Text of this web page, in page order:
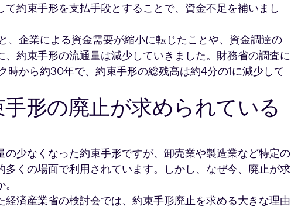
約束手形を支払手段とすることで、資金不足を補いまし
、企業による資金需要が縮小に転じたことや、資金調達の
、約束手形の流通量は減少していきました。財務省の調査に
時から約30年で、約束手形の総残高は約4分の1に減少して
形の廃止が求められている
の少なくなった約束手形ですが、卸売業や製造業など特定の
多くの場面で利用されています。しかし、なぜ今、廃止が求
経済産業省の検討会では、約束手形廃止を求める大きな理由